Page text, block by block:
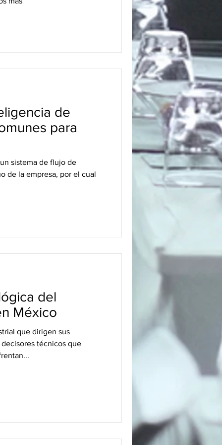
de
para
sistema de flujo de
de la empresa, por el cual
del
México
que dirigen sus
técnicos que